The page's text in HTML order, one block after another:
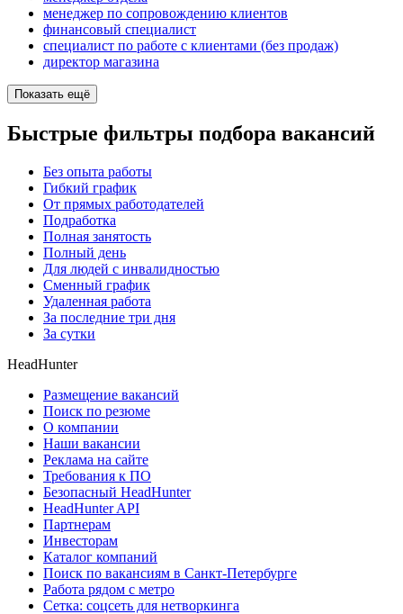
менеджер по сопровождению клиентов
финансовый специалист
специалист по работе с клиентами (без продаж)
директор магазина
Показать ещё
Быстрые фильтры подбора вакансий
Без опыта работы
Гибкий график
От прямых работодателей
Подработка
Полная занятость
Полный день
Для людей с инвалидностью
Сменный график
Удаленная работа
За последние три дня
За сутки
HeadHunter
Размещение вакансий
Поиск по резюме
О компании
Наши вакансии
Реклама на сайте
Требования к ПО
Безопасный HeadHunter
HeadHunter API
Партнерам
Инвесторам
Каталог компаний
Поиск по вакансиям в Санкт-Петербурге
Работа рядом с метро
Сетка: соцсеть для нетворкинга